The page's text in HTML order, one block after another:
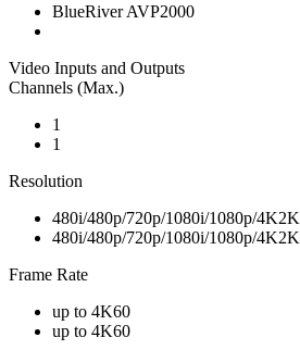
BlueRiver AVP2000
Video Inputs and Outputs
Channels (Max.)
1
1
Resolution
480i/480p/720p/1080i/1080p/4K2K
480i/480p/720p/1080i/1080p/4K2K
Frame Rate
up to 4K60
up to 4K60